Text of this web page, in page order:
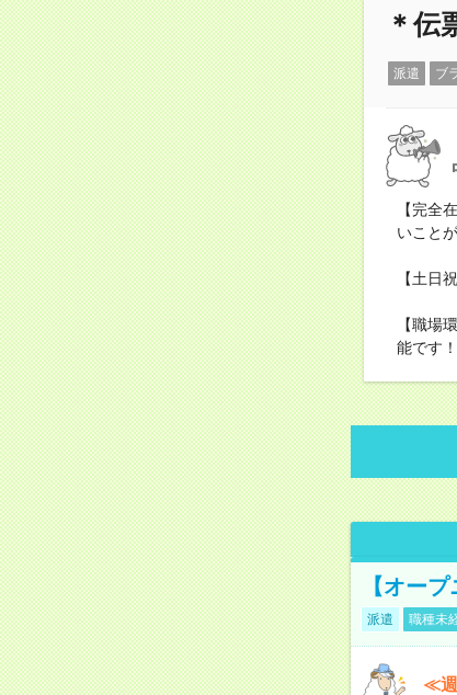
＊伝
派遣 ブ
【完全
いこと
【土日
【職場
能です
【オー
派遣 職種未
≪週